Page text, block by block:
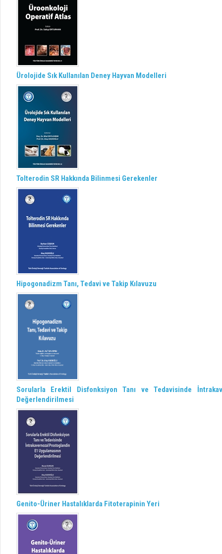
Ürolojide Sık Kullanılan Deney Hayvan Modelleri
Tolterodin SR Hakkında Bilinmesi Gerekenler
Hipogonadizm Tanı, Tedavi ve Takip Kılavuzu
Sorularla Erektil Disfonksiyon Tanı ve Tedavisinde
Değerlendirilmesi
Genito-Üriner Hastalıklarda Fitoterapinin Yeri